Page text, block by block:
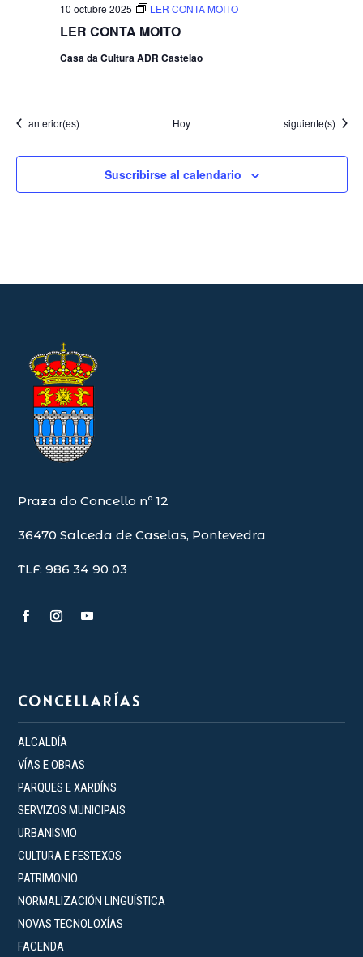
LER CONTA MOITO
10 octubre 2025 LER CONTA MOITO
Casa da Cultura ADR Castelao
Eventos
anterior(es) Hoy Eventos
siguiente(s)
Suscribirse al calendario
Praza do Concello nº 12
36470 Salceda de Caselas, Pontevedra
TLF: 986 34 90 03
CONCELLARÍAS
ALCALDÍA
VÍAS E OBRAS
PARQUES E XARDÍNS
SERVIZOS MUNICIPAIS
URBANISMO
CULTURA E FESTEXOS
PATRIMONIO
NORMALIZACIÓN LINGÜÍSTICA
NOVAS TECNOLOXÍAS
FACENDA